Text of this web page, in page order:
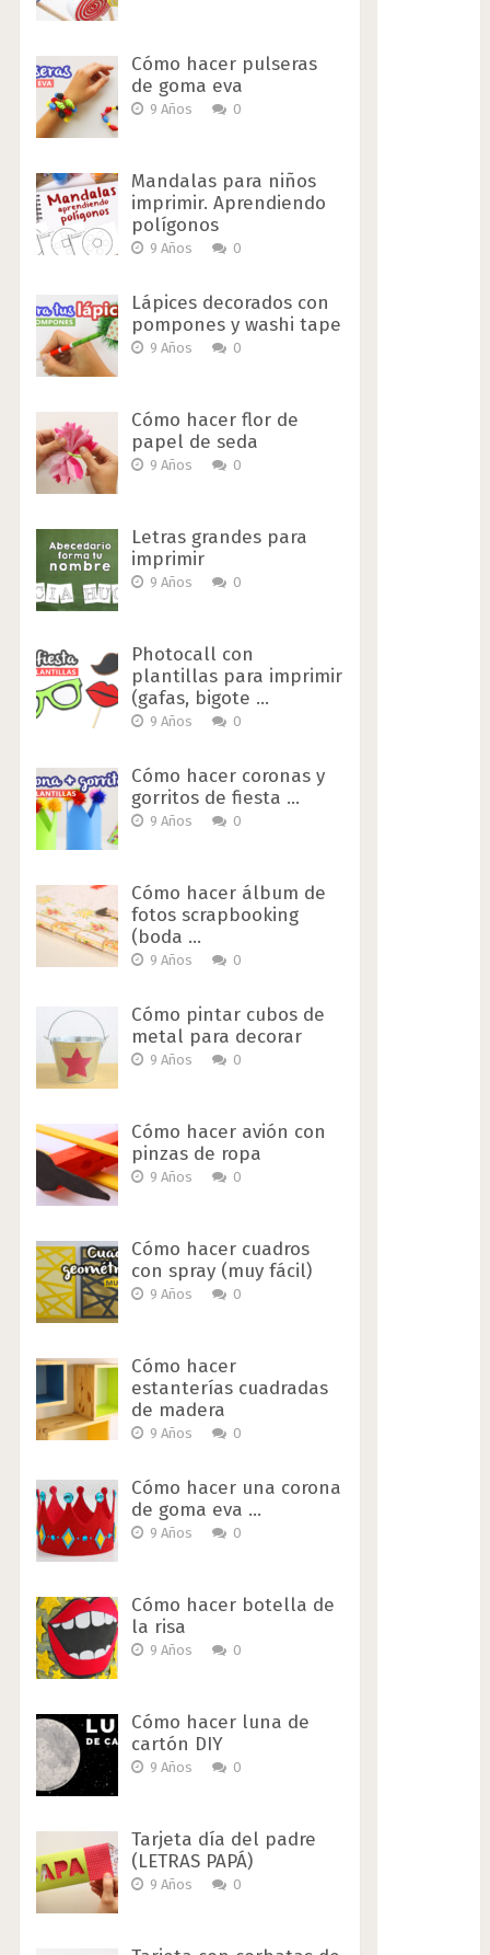
Cómo hacer pulseras
de goma eva
9 Años 0
Mandalas para niños
imprimir. Aprendiendo
polígonos
9 Años 0
Lápices decorados con
pompones y washi tape
9 Años 0
Cómo hacer flor de
papel de seda
9 Años 0
Letras grandes para
imprimir
9 Años 0
Photocall con
plantillas para imprimir
(gafas, bigote …
9 Años 0
Cómo hacer coronas y
gorritos de fiesta …
9 Años 0
Cómo hacer álbum de
fotos scrapbooking
(boda …
9 Años 0
Cómo pintar cubos de
metal para decorar
9 Años 0
Cómo hacer avión con
pinzas de ropa
9 Años 0
Cómo hacer cuadros
con spray (muy fácil)
9 Años 0
Cómo hacer
estanterías cuadradas
de madera
9 Años 0
Cómo hacer una corona
de goma eva …
9 Años 0
Cómo hacer botella de
la risa
9 Años 0
Cómo hacer luna de
cartón DIY
9 Años 0
Tarjeta día del padre
(LETRAS PAPÁ)
9 Años 0